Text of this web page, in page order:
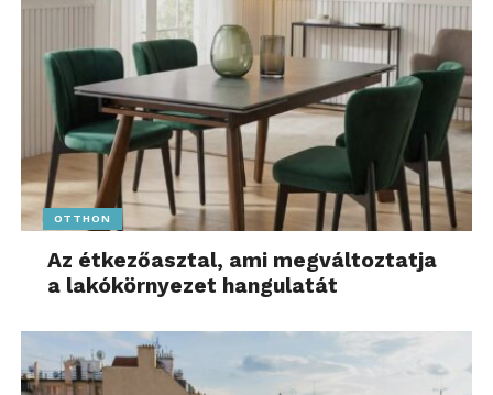
OTTHON
Az étkezőasztal, ami megváltoztatja
a lakókörnyezet hangulatát